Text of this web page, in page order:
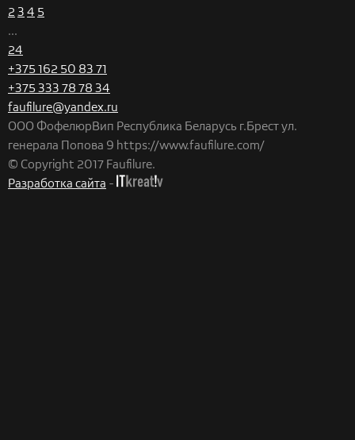
2 3 4 5
...
24
+375 162 50 83 71
+375 333 78 78 34
faufilure@yandex.ru
ООО ФофелюрВип Республика Беларусь г.Брест ул.
генерала Попова 9 https://www.faufilure.com/
© Copyright 2017 Faufilure.
Разработка сайта -